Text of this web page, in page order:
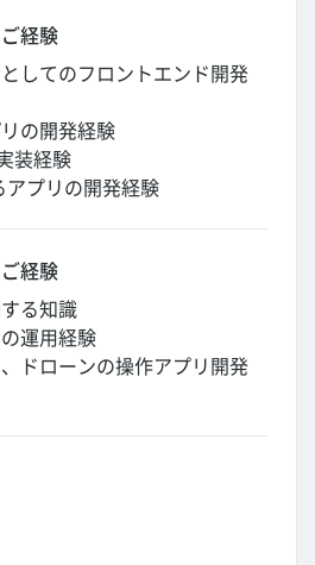
経験
してのフロントエンド開発
の開発経験
装経験
アプリの開発経験
経験
る知識
運用経験
ドローンの操作アプリ開発